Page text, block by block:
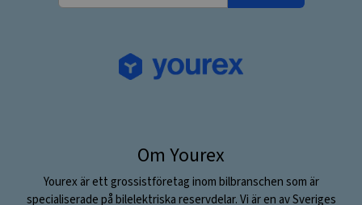
Om Yourex
Yourex är ett grossistföretag inom bilbranschen som är
specialiserade på bilelektriska reservdelar. Vi är en av Sveriges